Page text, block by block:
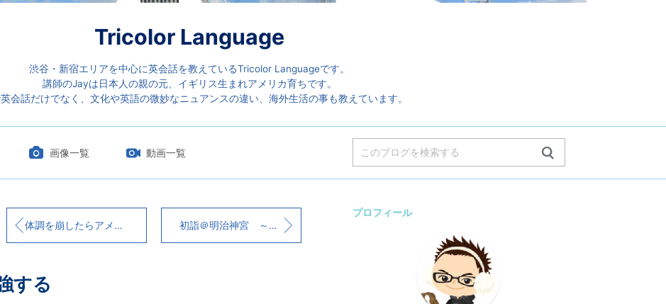
Tricolor Language
渋谷・新宿エリアを中心に英会話を教えているTricolor Languageです。
講師のJayは日本人の親の元、イギリス生まれアメリカ育ちです。
会話だけでなく、文化や英語の微妙なニュアンスの違い、海外生活の事も教えています。
画像一覧 動画一覧
体調を崩したらアメリカで食べられているもの 初詣＠明治神宮 ～続き～
する
プロフィール